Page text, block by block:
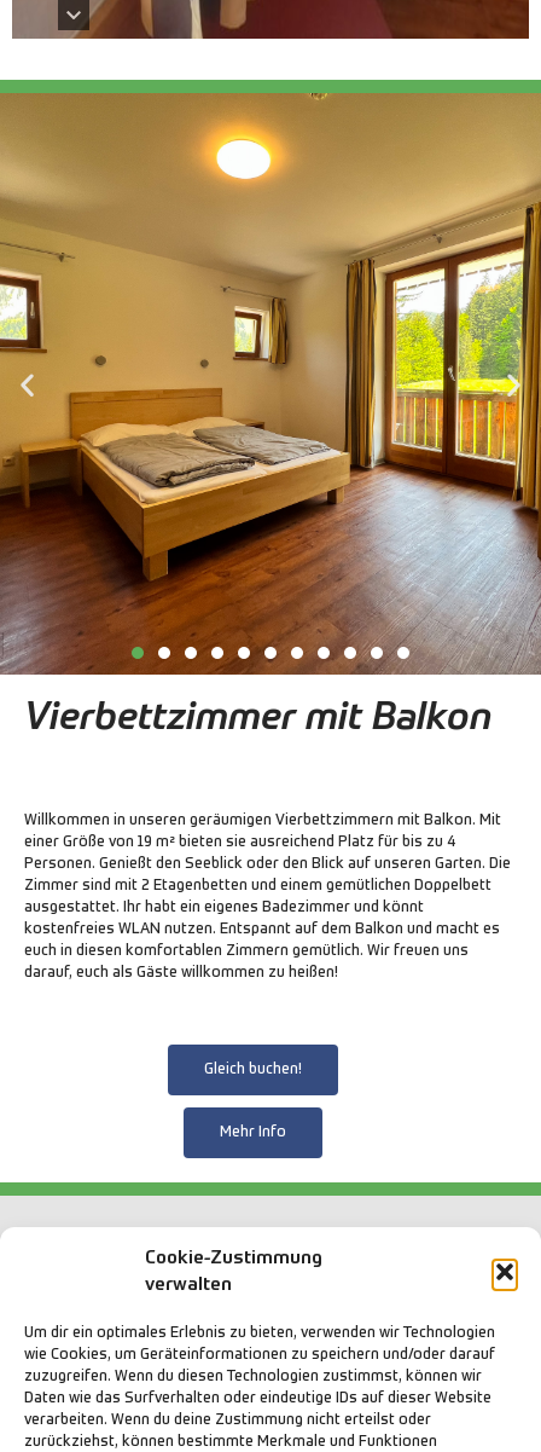
Cookie-Zustimmung
verwalten
Um dir ein optimales Erlebnis zu bieten, verwenden wir Technologien
wie Cookies, um Geräteinformationen zu speichern und/oder darauf
zuzugreifen. Wenn du diesen Technologien zustimmst, können wir
Daten wie das Surfverhalten oder eindeutige IDs auf dieser Website
verarbeiten. Wenn du deine Zustimmung nicht erteilst oder
zurückziehst, können bestimmte Merkmale und Funktionen
Vierbettzimmer mit Balkon
Willkommen in unseren geräumigen Vierbettzimmern mit Balkon. Mit
einer Größe von 19 m² bieten sie ausreichend Platz für bis zu 4
Personen. Genießt den Seeblick oder den Blick auf unseren Garten. Die
Zimmer sind mit 2 Etagenbetten und einem gemütlichen Doppelbett
ausgestattet. Ihr habt ein eigenes Badezimmer und könnt
kostenfreies WLAN nutzen. Entspannt auf dem Balkon und macht es
euch in diesen komfortablen Zimmern gemütlich. Wir freuen uns
darauf, euch als Gäste willkommen zu heißen!
Gleich buchen!
Mehr Info
Vierbettzimmer mit Bad
Entdeckt unser komfortables Vierbettzimmer mit
eigenem Bad. Mit einer Größe von 12 m² bietet es Platz